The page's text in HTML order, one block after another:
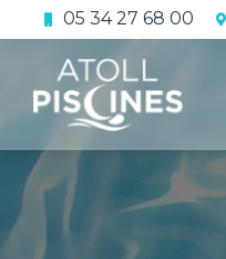
au
contenu
principal
05 34 27 68 00